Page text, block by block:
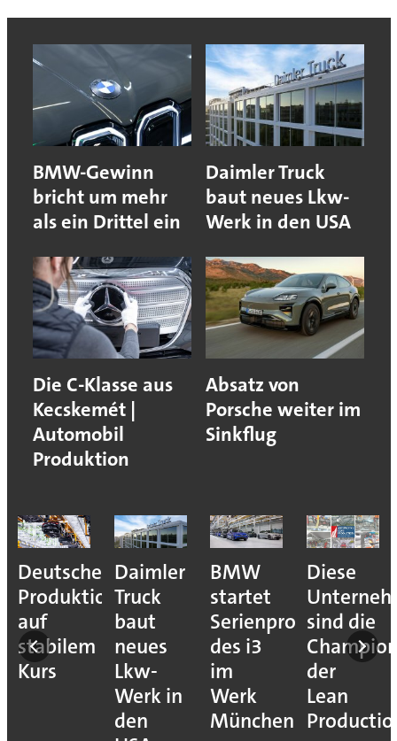
BMW-Gewinn
bricht um mehr
als ein Drittel ein
Daimler Truck
baut neues Lkw-
Werk in den USA
Die C-Klasse aus
Kecskemét |
Automobil
Produktion
Absatz von
Porsche weiter im
Sinkflug
Deutsche
Produktion
auf
stabilem
Kurs
Daimler
Truck
baut
neues
Lkw-
Werk in
den
BMW
startet
Serienproduktion
des i3
im
Werk
München
Diese
sind die
der
Lean